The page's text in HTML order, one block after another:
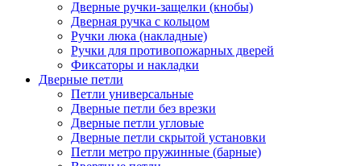
Дверные ручки-защелки (кнобы)
Дверная ручка с кольцом
Ручки люка (накладные)
Ручки для противопожарных дверей
Фиксаторы и накладки
Дверные петли
Петли универсальные
Дверные петли без врезки
Дверные петли угловые
Дверные петли скрытой установки
Петли метро пружинные (барные)